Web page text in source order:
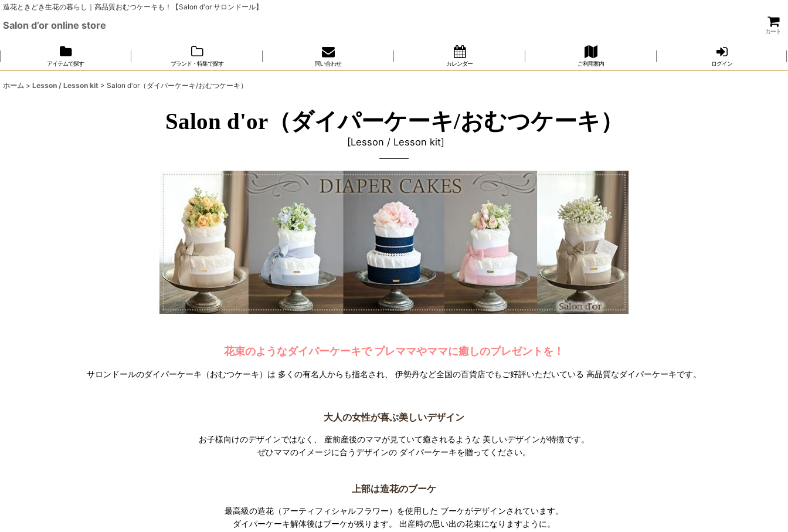
造花ときどき生花の暮らし｜高品質おむつケーキも！【Salon d'or サロンドール】
Salon d’or online store
カート
アイテムで探す ブランド・特集で探す 問い合わせ カレンダー ご利用案内 ログイン
ホーム > Lesson / Lesson kit > Salon d'or（ダイパーケーキ/おむつケーキ）
Salon d'or（ダイパーケーキ/おむつケーキ）
[Lesson / Lesson kit]
花束のようなダイパーケーキでプレママやママに癒しのプレゼントを！
サロンドールのダイパーケーキ（おむつケーキ）は 多くの有名人からも指名され、 伊勢丹など全国の百貨店でもご好評いただいている 高品質なダイパーケーキです。
大人の女性が喜ぶ美しいデザイン
お子様向けのデザインではなく、 産前産後のママが見ていて癒されるような 美しいデザインが特徴です。
ぜひママのイメージに合うデザインの ダイパーケーキを贈ってください。
上部は造花のブーケ
最高級の造花（アーティフィシャルフラワー）を使用した ブーケがデザインされています。
ダイパーケーキ解体後はブーケが残ります。
出産時の思い出の花束になりますように。